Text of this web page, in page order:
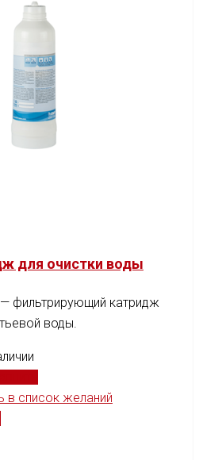
для очистки воды
фильтрирующий катридж
воды.
в список желаний